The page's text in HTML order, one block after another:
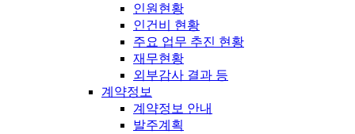
인원현황
인건비 현황
주요 업무 추진 현황
재무현황
외부감사 결과 등
계약정보
계약정보 안내
발주계획